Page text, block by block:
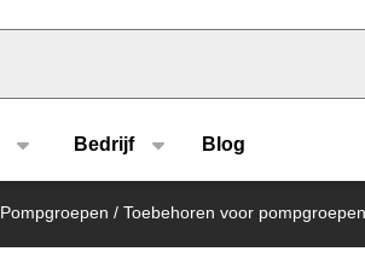
Bedrijf Blog
Pompgroepen / Toebehoren voor pompgroepen